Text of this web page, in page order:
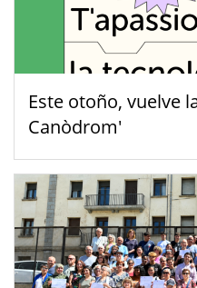
Este otoño, vuelve
Canòdrom'